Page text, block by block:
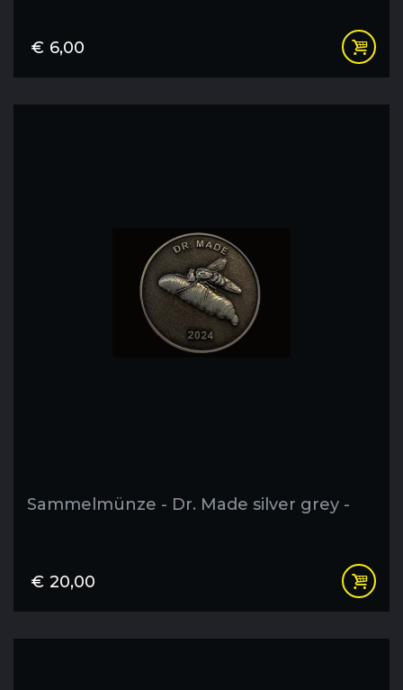
€ 6,00
Sammelmünze - Dr. Made silver grey -
€ 20,00